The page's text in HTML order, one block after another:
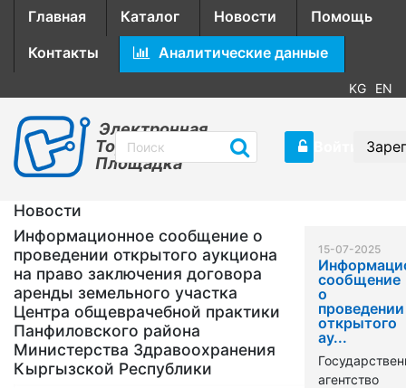
Главная Каталог Новости
Помощь
Контакты
Аналитические данные
KG EN
Электронная
Торговая
Площадка
Новости
Информационное сообщение о
проведении открытого аукциона
на право заключения договора
аренды земельного участка
Центра общеврачебной практики
Панфиловского района
Министерства Здравоохранения
Кыргызской Республики
15-07-2025
сообщение
о
проведении
открытого
ау...
агентство